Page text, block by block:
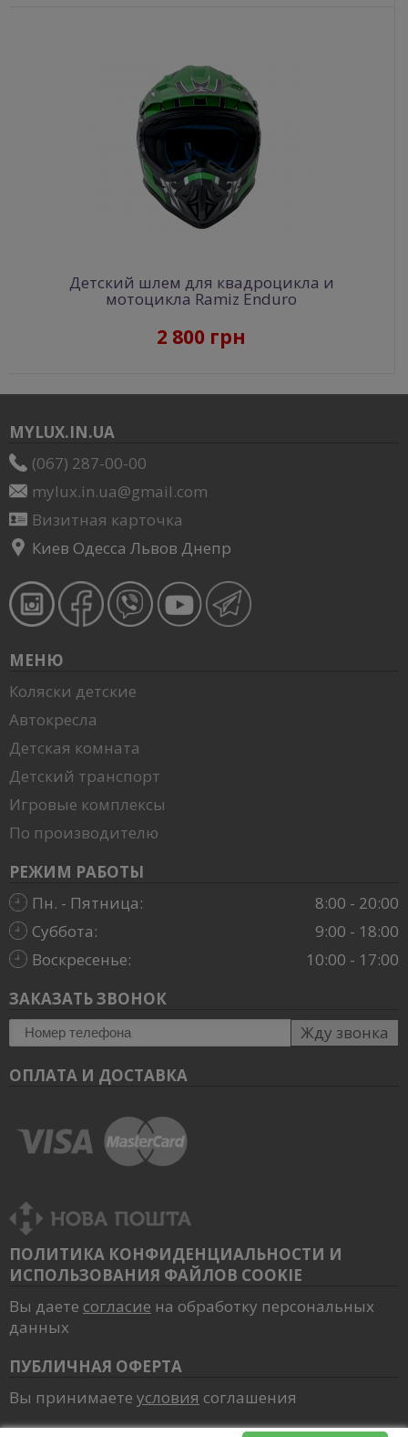
Детский шлем для квадроцикла и
мотоцикла Ramiz Enduro
2 800 грн
MYLUX.IN.UA
(067) 287-00-00
mylux.in.ua@gmail.com
Визитная карточка
Киев Одесса Львов Днепр
МЕНЮ
Коляски детские
Автокресла
Детская комната
Детский транспорт
Игровые комплексы
По производителю
РЕЖИМ РАБОТЫ
Пн. - Пятница:
8:00 - 20:00
Суббота:
9:00 - 18:00
Воскресенье:
10:00 - 17:00
ЗАКАЗАТЬ ЗВОНОК
Жду звонка
ОПЛАТА И ДОСТАВКА
ПОЛИТИКА КОНФИДЕНЦИАЛЬНОСТИ И
ИСПОЛЬЗОВАНИЯ ФАЙЛОВ COOKIE
Вы даете согласие на обработку персональных
данных
ПУБЛИЧНАЯ ОФЕРТА
Вы принимаете условия соглашения